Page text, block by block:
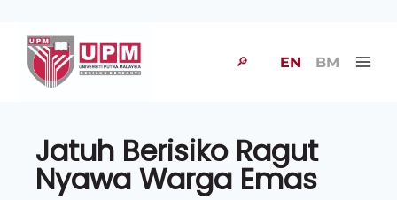
🔎 EN BM
Jatuh Berisiko Ragut
Nyawa Warga Emas